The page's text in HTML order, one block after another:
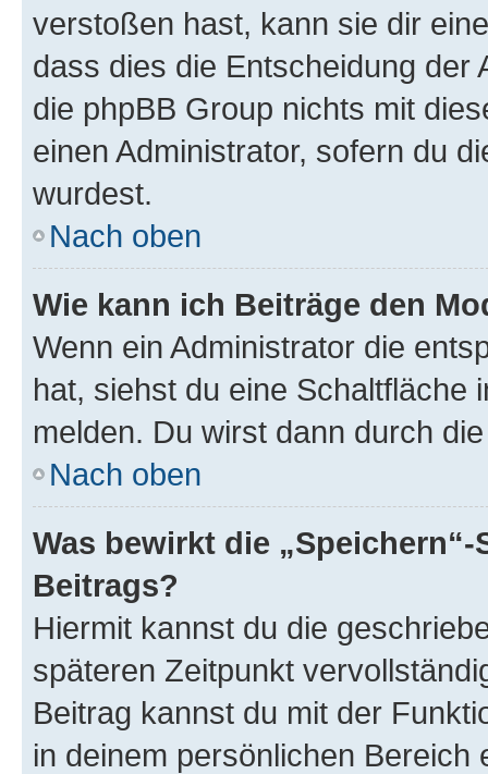
verstoßen hast, kann sie dir
dass dies die Entscheidung der
die phpBB Group nichts mit
einen Administrator, sofern du
wurdest.
Nach oben
Wie kann ich Beiträge den
Wenn ein Administrator die
hat, siehst du eine Schaltfläche
melden. Du wirst dann durch
Nach oben
Was bewirkt die
Beitrags?
Hiermit kannst du die
späteren Zeitpunkt
Beitrag kannst du mit der
in deinem persönlichen Bereich